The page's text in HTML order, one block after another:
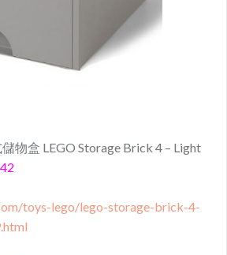
物盒 LEGO Storage Brick 4 – Light
toys-lego/lego-storage-brick-4-